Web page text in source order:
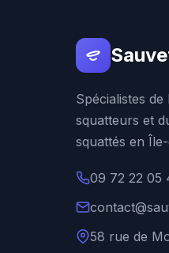
Spécialistes
squatteurs et
squattés en
09 72 22 05
58 rue de